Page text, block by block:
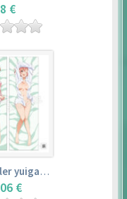
€
Taie d’oreiller yuigahama yui (50cm×150cm) – yahari ore no seishun love comedy wa machigatteiru. zoku
€